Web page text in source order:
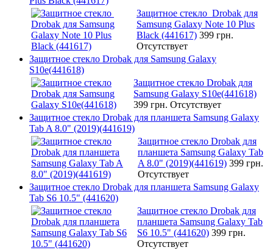
Защитное стекло Drobak для
Samsung Galaxy Note 10 Plus
Black (441617) 399 грн.
Отсутствует
Защитное стекло Drobak для Samsung Galaxy
S10e(441618)
Защитное стекло Drobak для
Samsung Galaxy S10e(441618)
399 грн. Отсутствует
Защитное стекло Drobak для планшета Samsung Galaxy
Tab A 8.0" (2019)(441619)
Защитное стекло Drobak для
планшета Samsung Galaxy Tab
A 8.0" (2019)(441619) 399 грн.
Отсутствует
Защитное стекло Drobak для планшета Samsung Galaxy
Tab S6 10.5" (441620)
Защитное стекло Drobak для
планшета Samsung Galaxy Tab
S6 10.5" (441620) 399 грн.
Отсутствует